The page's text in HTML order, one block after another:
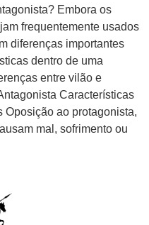
Embora os
frequentemente usados
diferenças importantes
dentro de uma
entre vilão e
Características
Oposição ao protagonista,
mal, sofrimento ou